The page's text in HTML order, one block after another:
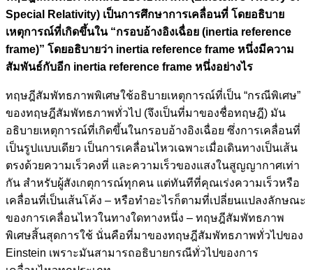
Special Relativity) เป็นการศึกษาการเคลื่อนที่ โดยอธิบาย
เหตุการณ์ที่เกิดขึ้นใน “กรอบอ้างอิงเฉื่อย (inertia reference
frame)” โดยอธิบายว่า inertia reference frame หนึ่งมีความ
สัมพันธ์กับอีก inertia reference frame หนึ่งอย่างไร
ทฤษฎีสัมพัทธภาพพิเศษใช้อธิบายเหตุการณ์ที่เป็น “กรณีพิเศษ”
ของทฤษฎีสัมพัทธภาพทั่วไป (จึงเป็นที่มาของชื่อทฤษฎี) มัน
อธิบายเหตุการณ์ที่เกิดขึ้นในกรอบอ้างอิงเฉื่อย ซึ่งการเคลื่อนที่
เป็นรูปแบบเดียว เป็นการเคลื่อนไหวเฉพาะเมื่อเดินทางเป็นเส้น
ตรงด้วยความเร็วคงที่ และความเร็วของแสงในสูญญากาศเท่า
กัน สำหรับผู้สังเกตุการณ์ทุกคน แต่ทันทีที่คุณเร่งความเร็วหรือ
เคลื่อนที่เป็นเส้นโค้ง – หรือทำอะไรก็ตามที่เปลี่ยนแปลงลักษณะ
ของการเคลื่อนไหวในทางใดทางหนึ่ง – ทฤษฎีสัมพัทธภาพ
พิเศษสิ้นสุดการใช้ นั่นคือที่มาของทฤษฎีสัมพัทธภาพทั่วไปของ
Einstein เพราะมันสามารถอธิบายกรณีทั่วไปของการ